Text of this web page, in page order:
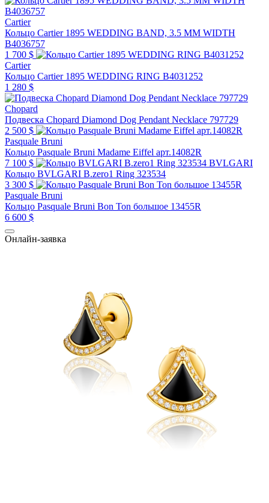
Cartier
Кольцо Cartier 1895 WEDDING BAND, 3.5 MM WIDTH
B4036757
1 700 $
Cartier
Кольцо Cartier 1895 WEDDING RING B4031252
1 280 $
Chopard
Подвеска Chopard Diamond Dog Pendant Necklace 797729
2 500 $
Pasquale Bruni
Кольцо Pasquale Bruni Madame Eiffel арт.14082R
7 100 $
BVLGARI
Кольцо BVLGARI B.zero1 Ring 323534
3 300 $
Pasquale Bruni
Кольцо Pasquale Bruni Bon Ton большое 13455R
6 600 $
Онлайн-заявка